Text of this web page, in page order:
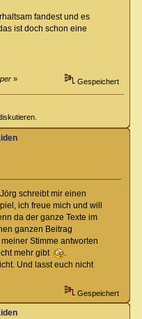
fandest und es
ist doch schon eine
» Gespeichert
schreibt mir einen
ich freue mich und will
da der ganze Texte im
ganzen Beitrag
Stimme antworten
mehr gibt
.
Und lasst euch nicht
Gespeichert